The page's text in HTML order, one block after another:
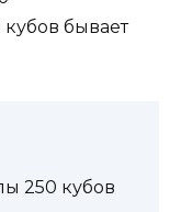
бывает
250 кубов